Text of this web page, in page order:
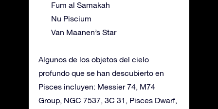
Fum al Samakah
Nu Piscium
Van Maanen’s Star
Algunos de los objetos del cielo
profundo que se han descubierto en
Pisces incluyen: Messier 74, M74
Group, NGC 7537, 3C 31, Pisces Dwarf,